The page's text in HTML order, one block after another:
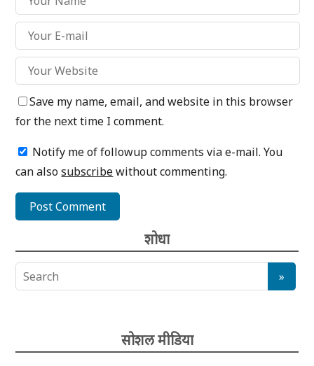
Save my name, email, and website in this browser
for the next time I comment.
Notify me of followup comments via e-mail. You
can alsosubscribewithout commenting.
शोधा
सोशल मीडिया